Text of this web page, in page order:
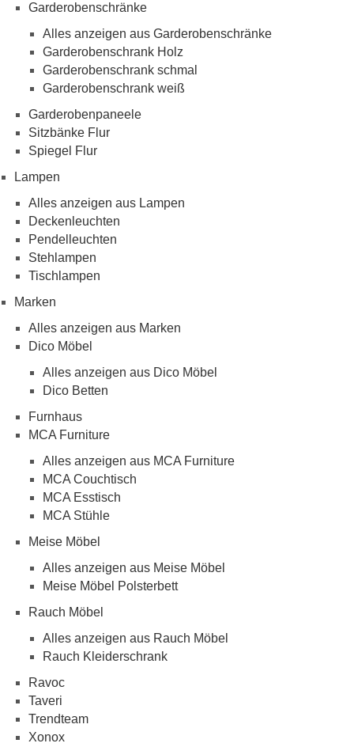
Garderobenschränke
Alles anzeigen aus Garderobenschränke
Garderobenschrank Holz
Garderobenschrank schmal
Garderobenschrank weiß
Garderobenpaneele
Sitzbänke Flur
Spiegel Flur
Lampen
Alles anzeigen aus Lampen
Deckenleuchten
Pendelleuchten
Stehlampen
Tischlampen
Marken
Alles anzeigen aus Marken
Dico Möbel
Alles anzeigen aus Dico Möbel
Dico Betten
Furnhaus
MCA Furniture
Alles anzeigen aus MCA Furniture
MCA Couchtisch
MCA Esstisch
MCA Stühle
Meise Möbel
Alles anzeigen aus Meise Möbel
Meise Möbel Polsterbett
Rauch Möbel
Alles anzeigen aus Rauch Möbel
Rauch Kleiderschrank
Ravoc
Taveri
Trendteam
Xonox